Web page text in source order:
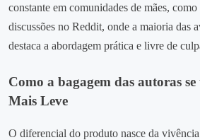
constante em comunidades de mães,
discussões no Reddit, onde a maioria das
destaca a abordagem prática e livre de
Como a bagagem das autoras
Mais Leve
O diferencial do produto nasce da